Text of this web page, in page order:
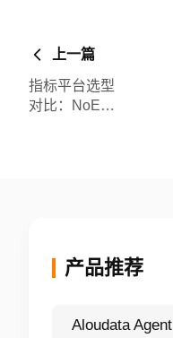
上一篇
指标平台选型
对比：NoETL
产品推荐
Aloudata Agent